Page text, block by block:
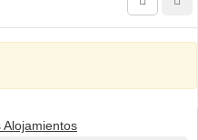
Alojamientos